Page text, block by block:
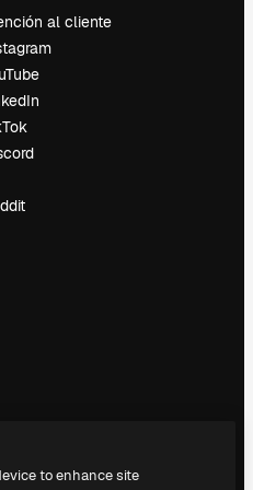
al cliente
to enhance site